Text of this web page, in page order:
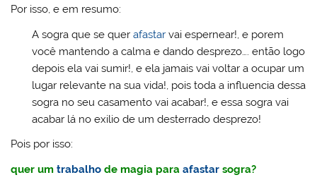
Por isso, e em resumo:
A sogra que se querafastar vai espernear!, e porem
você mantendo a calma e dando desprezo…. então logo
depois ela vai sumir!, e ela jamais vai voltar a ocupar um
lugar relevante na sua vida!, pois toda a influencia dessa
sogra no seu casamento vai acabar!, e essa sogra vai
acabar lá no exilio de um desterrado desprezo!
Pois por isso:
quer umtrabalho de magia paraafastar sogra?